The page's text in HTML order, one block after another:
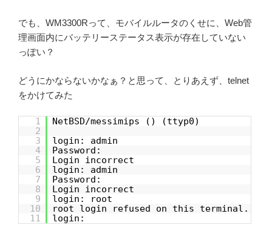
でも、WM3300Rって、モバイルルータのくせに、Web管
理画面内にバッテリーステータス表示が存在していない
っぽい？
どうにかならないかなぁ？と思って、とりあえず、telnet
をかけてみた
1
NetBSD/messimips () (ttyp0)
2
3
login: admin
4
Password:
5
Login incorrect
6
login: admin
7
Password:
8
Login incorrect
9
login: root
10
root login refused on this terminal.
11
login: